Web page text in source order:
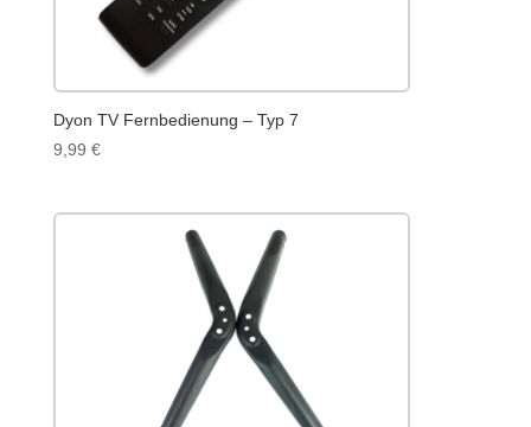
Dyon TV Fernbedienung – Typ 7
9,99 €